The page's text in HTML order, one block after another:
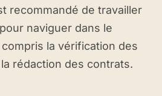
recommandé de travailler
naviguer dans le
la vérification des
rédaction des contrats.